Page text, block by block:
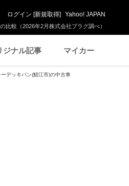
較（2026年2月株式会社プラグ調べ）
ログイン [新規取得] Yahoo! JAPAN
ジナル記事 マイカー
ーデッキバン(鯖江市)の中古車